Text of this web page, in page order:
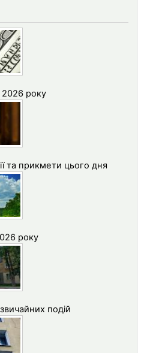
року
та прикмети цього дня
року
подій